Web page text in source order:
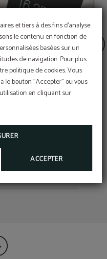
et tiers à des fins d'analyse
le contenu en fonction de
basées sur un
de navigation. Pour plus
politique de cookies. Vous
le bouton "Accepter" ou vous
en cliquant sur
ACCEPTER
WEB